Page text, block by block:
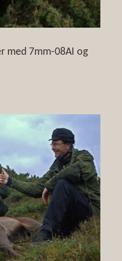
med 7mm-08AI og